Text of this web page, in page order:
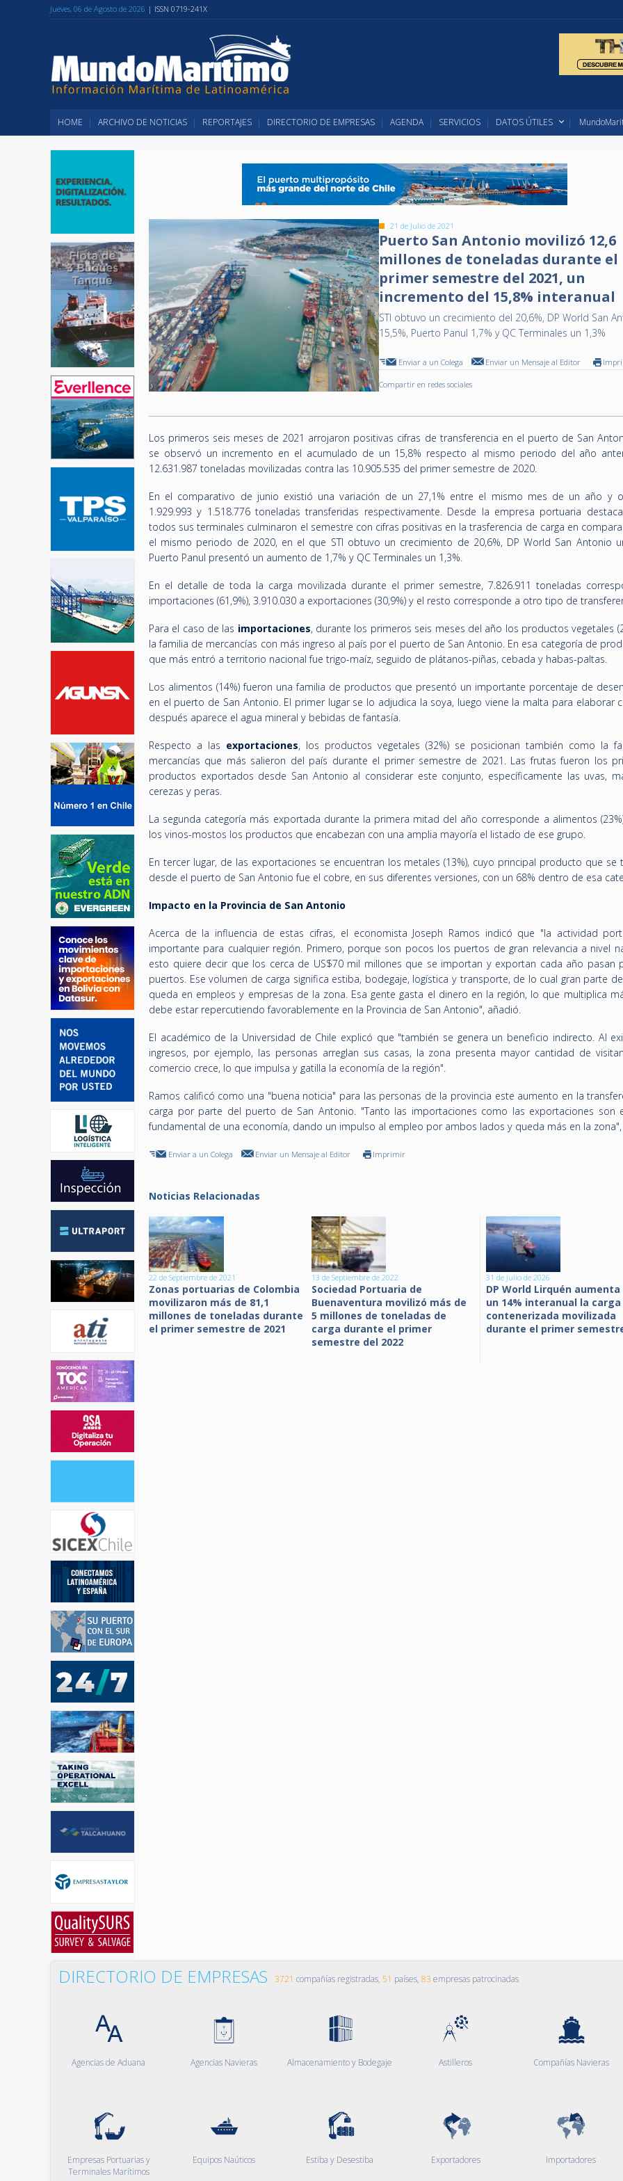
Jueves, 06 de Agosto de 2026 | ISSN 0719-241X
HOME ARCHIVO DE NOTICIAS REPORTAJES DIRECTORIO DE EMPRESAS AGENDA SERVICIOS DATOS ÚTILES
21 de Julio de 2021
Puerto San Antonio movilizó 12,6
millones de toneladas durante el
primer semestre del 2021, un
incremento del 15,8% interanual
STI obtuvo un crecimiento del 20,6%, DP World San
15,5%, Puerto Panul 1,7% y QC Terminales un 1,3%
Enviar a un Colega Enviar un Mensaje al Editor
Compartir en redes sociales
Los primeros seis meses de 2021 arrojaron positivas cifras de transferencia en el puerto de San
se observó un incremento en el acumulado de un 15,8% respecto al mismo periodo del año
12.631.987 toneladas movilizadas contra las 10.905.535 del primer semestre de 2020.
En el comparativo de junio existió una variación de un 27,1% entre el mismo mes de un año y
1.929.993 y 1.518.776 toneladas transferidas respectivamente. Desde la empresa portuaria
todos sus terminales culminaron el semestre con cifras positivas en la trasferencia de carga en
el mismo periodo de 2020, en el que STI obtuvo un crecimiento de 20,6%, DP World San Antonio
Puerto Panul presentó un aumento de 1,7% y QC Terminales un 1,3%.
En el detalle de toda la carga movilizada durante el primer semestre, 7.826.911 toneladas
importaciones (61,9%), 3.910.030 a exportaciones (30,9%) y el resto corresponde a otro tipo de
Para el caso de las importaciones, durante los primeros seis meses del año los productos vegetales
la familia de mercancías con más ingreso al país por el puerto de San Antonio. En esa categoría de
que más entró a territorio nacional fue trigo-maíz, seguido de plátanos-piñas, cebada y habas-paltas.
Los alimentos (14%) fueron una familia de productos que presentó un importante porcentaje de
en el puerto de San Antonio. El primer lugar se lo adjudica la soya, luego viene la malta para elaborar
después aparece el agua mineral y bebidas de fantasía.
Respecto a las exportaciones, los productos vegetales (32%) se posicionan también como la
mercancías que más salieron del país durante el primer semestre de 2021. Las frutas fueron los
productos exportados desde San Antonio al considerar este conjunto, específicamente las uvas,
cerezas y peras.
La segunda categoría más exportada durante la primera mitad del año corresponde a alimentos
los vinos-mostos los productos que encabezan con una amplia mayoría el listado de ese grupo.
En tercer lugar, de las exportaciones se encuentran los metales (13%), cuyo principal producto que se
desde el puerto de San Antonio fue el cobre, en sus diferentes versiones, con un 68% dentro de esa
Impacto en la Provincia de San Antonio
Acerca de la influencia de estas cifras, el economista Joseph Ramos indicó que "la actividad
importante para cualquier región. Primero, porque son pocos los puertos de gran relevancia a nivel
esto quiere decir que los cerca de US$70 mil millones que se importan y exportan cada año pasan
puertos. Ese volumen de carga significa estiba, bodegaje, logística y transporte, de lo cual gran parte
queda en empleos y empresas de la zona. Esa gente gasta el dinero en la región, lo que multiplica
debe estar repercutiendo favorablemente en la Provincia de San Antonio", añadió.
El académico de la Universidad de Chile explicó que "también se genera un beneficio indirecto. Al
ingresos, por ejemplo, las personas arreglan sus casas, la zona presenta mayor cantidad de
comercio crece, lo que impulsa y gatilla la economía de la región".
Ramos calificó como una "buena noticia" para las personas de la provincia este aumento en la
carga por parte del puerto de San Antonio. "Tanto las importaciones como las exportaciones son
fundamental de una economía, dando un impulso al empleo por ambos lados y queda más en la
Enviar a un Colega Enviar un Mensaje al Editor Imprimir
Noticias Relacionadas
22 de Septiembre de 2021
Zonas portuarias de Colombia
movilizaron más de 81,1
millones de toneladas durante
el primer semestre de 2021
13 de Septiembre de 2022
Sociedad Portuaria de
Buenaventura movilizó más de
5 millones de toneladas de
carga durante el primer
semestre del 2022
31 de Julio de 2026
DP World Lirquén aumenta
un 14% interanual la carga
contenerizada movilizada
durante el primer
DIRECTORIO DE EMPRESAS 3721 compañías registradas, 51 países, 83 empresas patrocinadas
Agencias de Aduana Agencias Navieras Almacenamiento y Bodegaje Astilleros Compañías Navieras
Empresas Portuarias y
Terminales Marítimos
Equipos Naúticos Estiba y Desestiba Exportadores Importadores